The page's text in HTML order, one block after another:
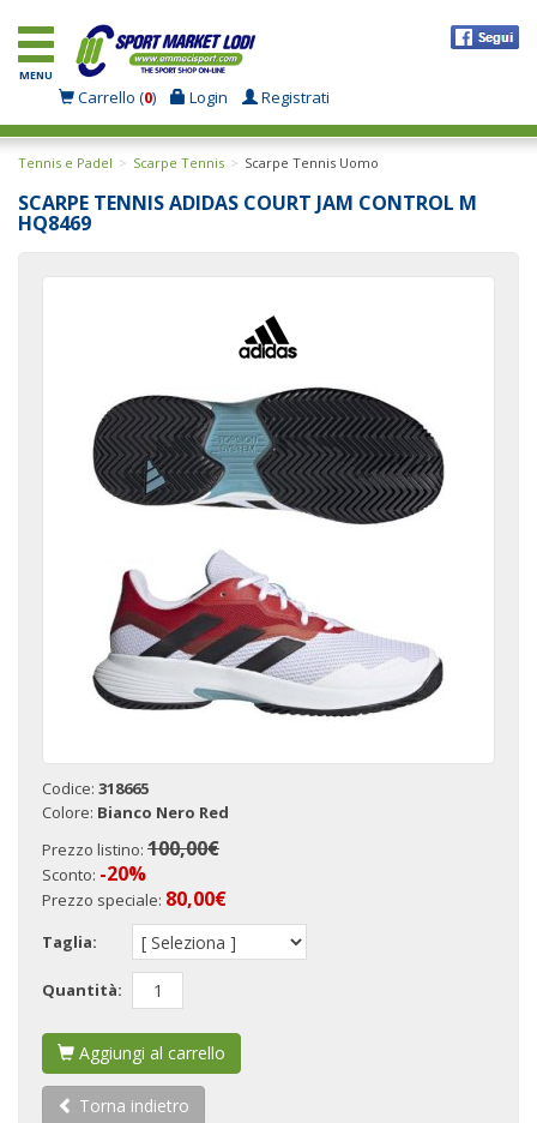
MENU
Carrello (0) Login Registrati
Tennis e Padel Scarpe Tennis Scarpe Tennis Uomo
SCARPE TENNIS ADIDAS COURT JAM CONTROL M
HQ8469
Codice: 318665
Colore: Bianco Nero Red
Prezzo listino: 100,00€
Sconto: -20%
Prezzo speciale: 80,00€
Taglia:
Quantità:
Aggiungi al carrello
Torna indietro